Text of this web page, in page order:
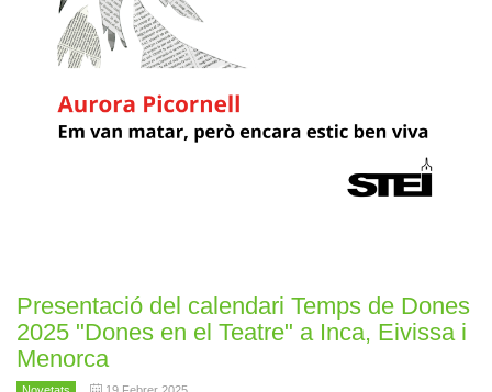
Presentació del calendari Temps de Dones
2025 "Dones en el Teatre" a Inca, Eivissa i
Menorca